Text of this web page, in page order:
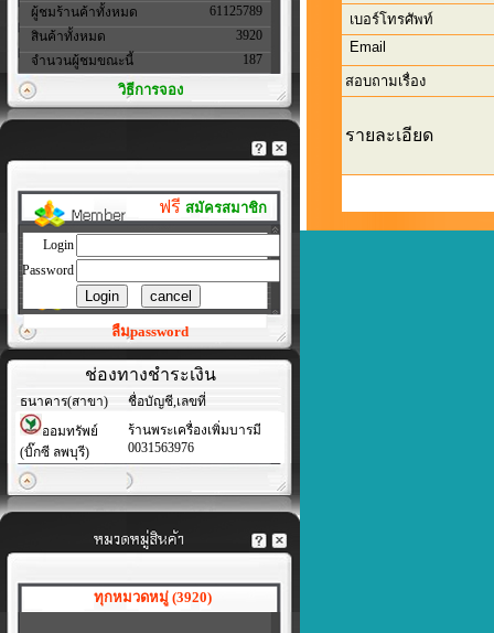
ผู้ชมร้านค้าทั้งหมด
61125789
สินค้าทั้งหมด
3920
จำนวนผู้ชมขณะนี้
187
วิธีการจอง
ฟรี สมัครสมาชิก
Login
Password
ลืมpassword
ช่องทางชำระเงิน
ธนาคาร(สาขา)
ชื่อบัญชี,เลขที่
ออมทรัพย์
(บิ๊กซี ลพบุรี)
ร้านพระเครื่องเพิ่มบารมี
0031563976
ทุกหมวดหมู่ (3920)
เบอร์โทรศัพท์
Email
สอบถามเรื่อง
รายละเอียด